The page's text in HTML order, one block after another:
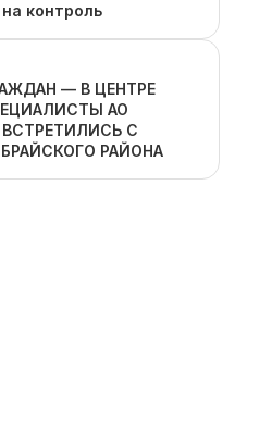
контроль
— В ЦЕНТРЕ
АО
ВСТРЕТИЛИСЬ С
РАЙОНА